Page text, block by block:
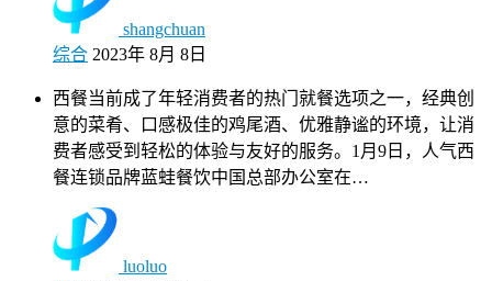
shangchuan
综合 2023年 8月 8日
西餐当前成了年轻消费者的热门就餐选项之一，经典创
意的菜肴、口感极佳的鸡尾酒、优雅静谧的环境，让消
费者感受到轻松的体验与友好的服务。1月9日，人气西
餐连锁品牌蓝蛙餐饮中国总部办公室在…
luoluo